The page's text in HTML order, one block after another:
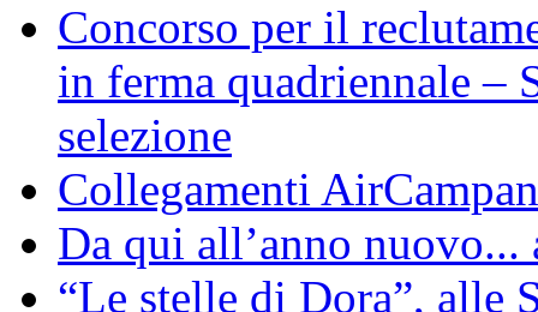
Concorso per il
in ferma quadriennale –
selezione
Collegamenti
Da qui all’anno
“Le stelle di Dora”, alle